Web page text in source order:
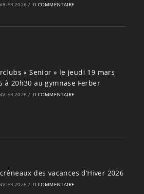
2026 / 0 COMMENTAIRE
« Senior » le jeudi 19 mars
à 20h30 au gymnase Ferber
2026 / 0 COMMENTAIRE
des vacances d’Hiver 2026
2026 / 0 COMMENTAIRE